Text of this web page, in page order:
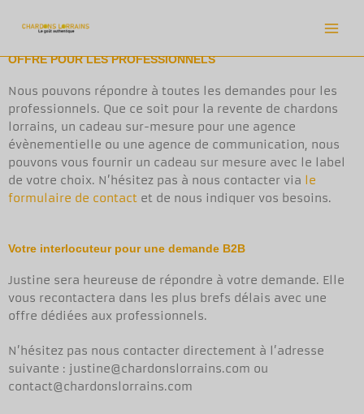
OFFRE POUR LES PROFESSIONNELS
Nous pouvons répondre à toutes les demandes pour les
professionnels. Que ce soit pour la revente de chardons
lorrains, un cadeau sur-mesure pour une agence
évènementielle ou une agence de communication, nous
pouvons vous fournir un cadeau sur mesure avec le label
de votre choix. N’hésitez pas à nous contacter via
le
formulaire de contact et de nous indiquer vos besoins.
Votre interlocuteur pour une demande B2B
Justine sera heureuse de répondre à votre demande. Elle
vous recontactera dans les plus brefs délais avec une
offre dédiées aux professionnels.
N’hésitez pas nous contacter directement à l’adresse
suivante : justine@chardonslorrains.com ou
contact@chardonslorrains.com